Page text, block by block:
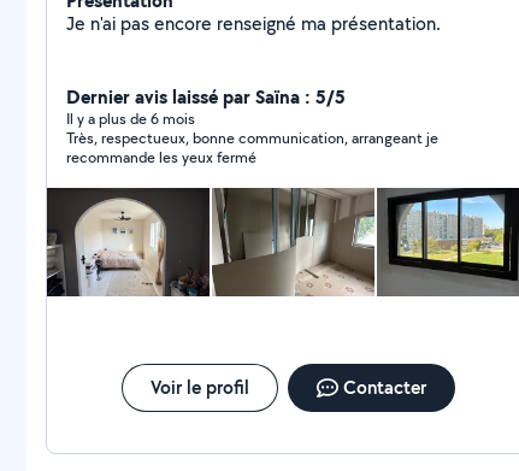
Je n'ai pas encore renseigné ma présentation.
Dernier avis laissé par Saïna : 5/5
Il y a plus de 6 mois
Très, respectueux, bonne communication, arrangeant je
recommande les yeux fermé
Voir le profil Contacter